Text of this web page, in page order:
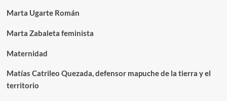
Marta Ugarte Román
Marta Zabaleta feminista
Maternidad
Matías Catrileo Quezada, defensor mapuche de la tierra y el
territorio